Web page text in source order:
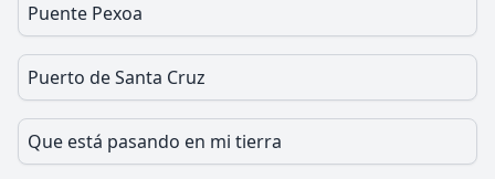
Puente Pexoa
Puerto de Santa Cruz
Que está pasando en mi tierra